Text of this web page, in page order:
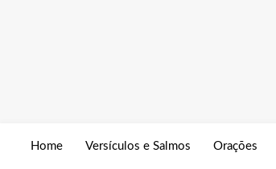
Home Versículos e Salmos Orações